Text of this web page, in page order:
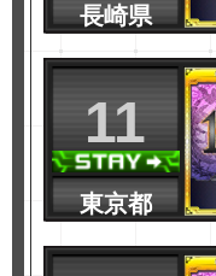
長崎県
11
東京都